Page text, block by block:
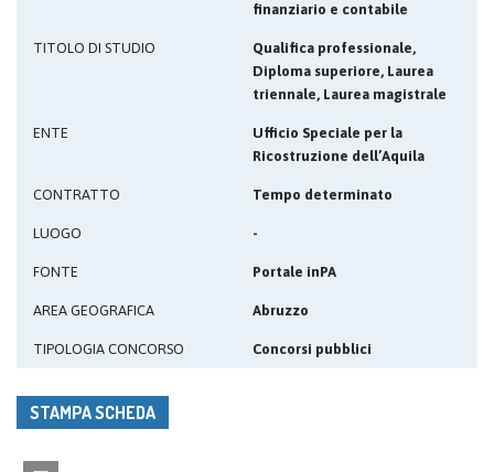
finanziario e contabile
TITOLO DI STUDIO
Qualifica professionale,
Diploma superiore, Laurea
triennale, Laurea magistrale
ENTE
Ufficio Speciale per la
Ricostruzione dell’Aquila
CONTRATTO Tempo determinato
LUOGO -
FONTE Portale inPA
AREA GEOGRAFICA Abruzzo
TIPOLOGIA CONCORSO Concorsi pubblici
STAMPA SCHEDA